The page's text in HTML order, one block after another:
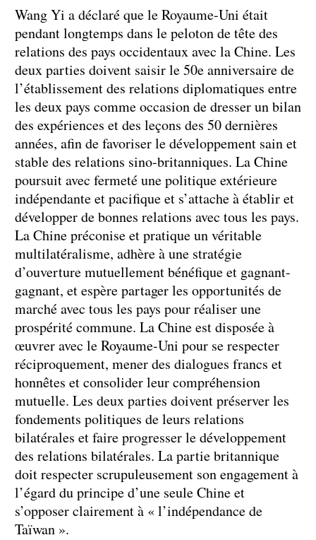
Wang Yi a déclaré que le Royaume-Uni était
pendant longtemps dans le peloton de tête des
relations des pays occidentaux avec la Chine. Les
deux parties doivent saisir le 50e anniversaire de
l’établissement des relations diplomatiques entre
les deux pays comme occasion de dresser un bilan
des expériences et des leçons des 50 dernières
années, afin de favoriser le développement sain et
stable des relations sino-britanniques. La Chine
poursuit avec fermeté une politique extérieure
indépendante et pacifique et s’attache à établir et
développer de bonnes relations avec tous les pays.
La Chine préconise et pratique un véritable
multilatéralisme, adhère à une stratégie
d’ouverture mutuellement bénéfique et gagnant-
gagnant, et espère partager les opportunités de
marché avec tous les pays pour réaliser une
prospérité commune. La Chine est disposée à
œuvrer avec le Royaume-Uni pour se respecter
réciproquement, mener des dialogues francs et
honnêtes et consolider leur compréhension
mutuelle. Les deux parties doivent préserver les
fondements politiques de leurs relations
bilatérales et faire progresser le développement
des relations bilatérales. La partie britannique
doit respecter scrupuleusement son engagement à
l’égard du principe d’une seule Chine et
s’opposer clairement à « l’indépendance de
Taïwan ».